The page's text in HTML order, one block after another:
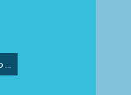
Política de cookies